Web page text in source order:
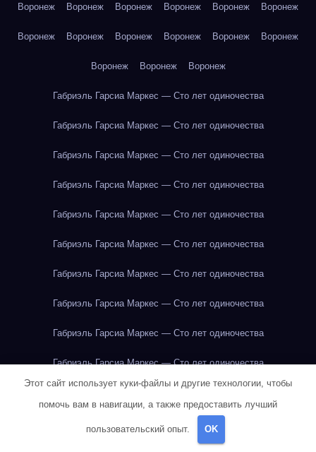
Воронеж Воронеж Воронеж Воронеж Воронеж Воронеж
Воронеж Воронеж Воронеж Воронеж Воронеж Воронеж
Воронеж Воронеж Воронеж
Габриэль Гарсиа Маркес — Сто лет одиночества
Габриэль Гарсиа Маркес — Сто лет одиночества
Габриэль Гарсиа Маркес — Сто лет одиночества
Габриэль Гарсиа Маркес — Сто лет одиночества
Габриэль Гарсиа Маркес — Сто лет одиночества
Габриэль Гарсиа Маркес — Сто лет одиночества
Габриэль Гарсиа Маркес — Сто лет одиночества
Габриэль Гарсиа Маркес — Сто лет одиночества
Габриэль Гарсиа Маркес — Сто лет одиночества
Габриэль Гарсиа Маркес — Сто лет одиночества
Габриэль Гарсиа Маркес — Сто лет одиночества
Этот сайт использует куки-файлы и другие технологии, чтобы
помочь вам в навигации, а также предоставить лучший
пользовательский опыт. OK